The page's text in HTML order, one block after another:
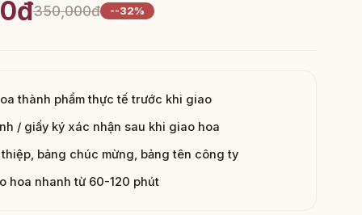
350,000đ --32%
thành phẩm thực tế trước khi giao
/ giấy ký xác nhận sau khi giao hoa
bảng chúc mừng, bảng tên công ty
hoa nhanh từ 60-120 phút